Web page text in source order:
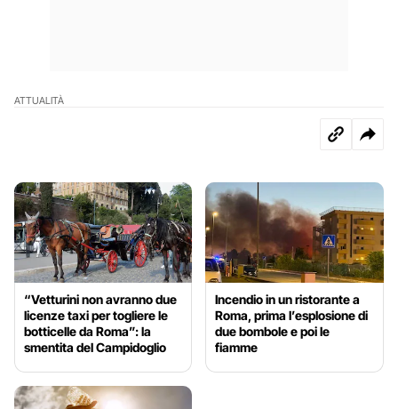
ATTUALITÀ
“Vetturini non avranno due
licenze taxi per togliere le
botticelle da Roma”: la
smentita del Campidoglio
Incendio in un ristorante a
Roma, prima l’esplosione di
due bombole e poi le
fiamme